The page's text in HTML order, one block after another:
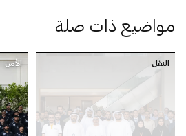
مواضيع ذات صلة
النقل الأمن